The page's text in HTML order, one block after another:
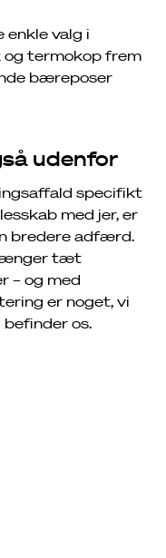
valg i
og termokop frem
bæreposer
udenfor
specifikt
med jer, er
bredere adfærd.
tæt
– og med
er noget, vi
os.